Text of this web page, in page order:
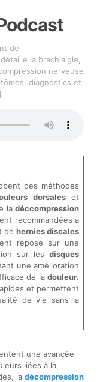
de
la brachialgie,
nerveuse
diagnostics et
des méthodes
dorsaleset
ladéccompression
recommandées à
dehernies discales
repose sur une
sur lesdisques
une amélioration
de ladouleur.
et permettent
de vie sans la
une avancée
liées à la
la décompression